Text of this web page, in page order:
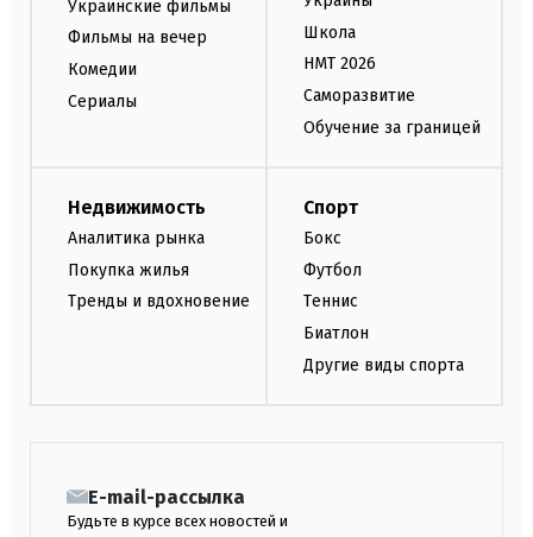
Украинские фильмы
Фильмы на вечер
Комедии
Сериалы
Школа
НМТ 2026
Саморазвитие
Обучение за границей
Недвижимость
Аналитика рынка
Покупка жилья
Тренды и вдохновение
Спорт
Бокс
Футбол
Теннис
Биатлон
Другие виды спорта
E-mail-рассылка
Будьте в курсе всех новостей и